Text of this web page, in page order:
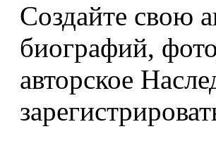
Создайте свою
биографий,
авторское